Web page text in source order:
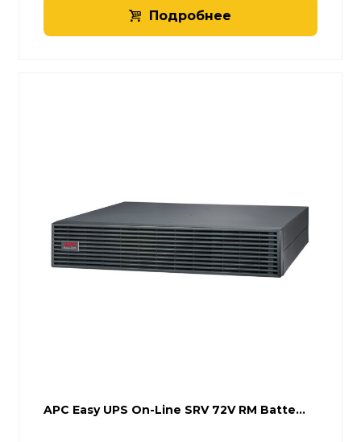
Подробнее
APC Easy UPS On-Line SRV 72V RM Batte...